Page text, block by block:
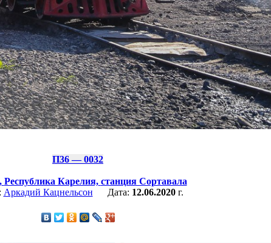
П36 — 0032
Республика Карелия, станция Сортавала
Аркадий Кацнельсон Дата: 12.06.2020г.